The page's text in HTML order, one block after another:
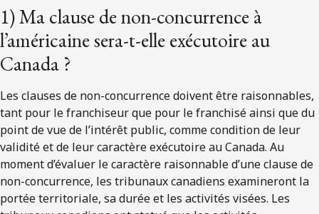
1) Ma clause de non-concurrence à
l’américaine sera-t-elle exécutoire au
Canada ?
Les clauses de non-concurrence doivent être raisonnables,
tant pour le franchiseur que pour le franchisé ainsi que du
point de vue de l’intérêt public, comme condition de leur
validité et de leur caractère exécutoire au Canada. Au
moment d’évaluer le caractère raisonnable d’une clause de
non-concurrence, les tribunaux canadiens examineront la
portée territoriale, sa durée et les activités visées. Les